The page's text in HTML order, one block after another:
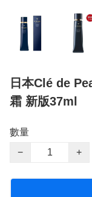
日本Clé de
霜 新版37ml
數量
−
+